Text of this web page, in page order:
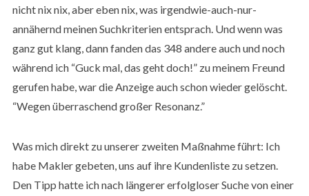
nicht nix nix, aber eben nix, was irgendwie-auch-nur-
annähernd meinen Suchkriterien entsprach. Und wenn was
ganz gut klang, dann fanden das 348 andere auch und noch
während ich “Guck mal, das geht doch!” zu meinem Freund
gerufen habe, war die Anzeige auch schon wieder gelöscht.
“Wegen überraschend großer Resonanz.”
Was mich direkt zu unserer zweiten Maßnahme führt: Ich
habe Makler gebeten, uns auf ihre Kundenliste zu setzen.
Den Tipp hatte ich nach längerer erfolgloser Suche von einer